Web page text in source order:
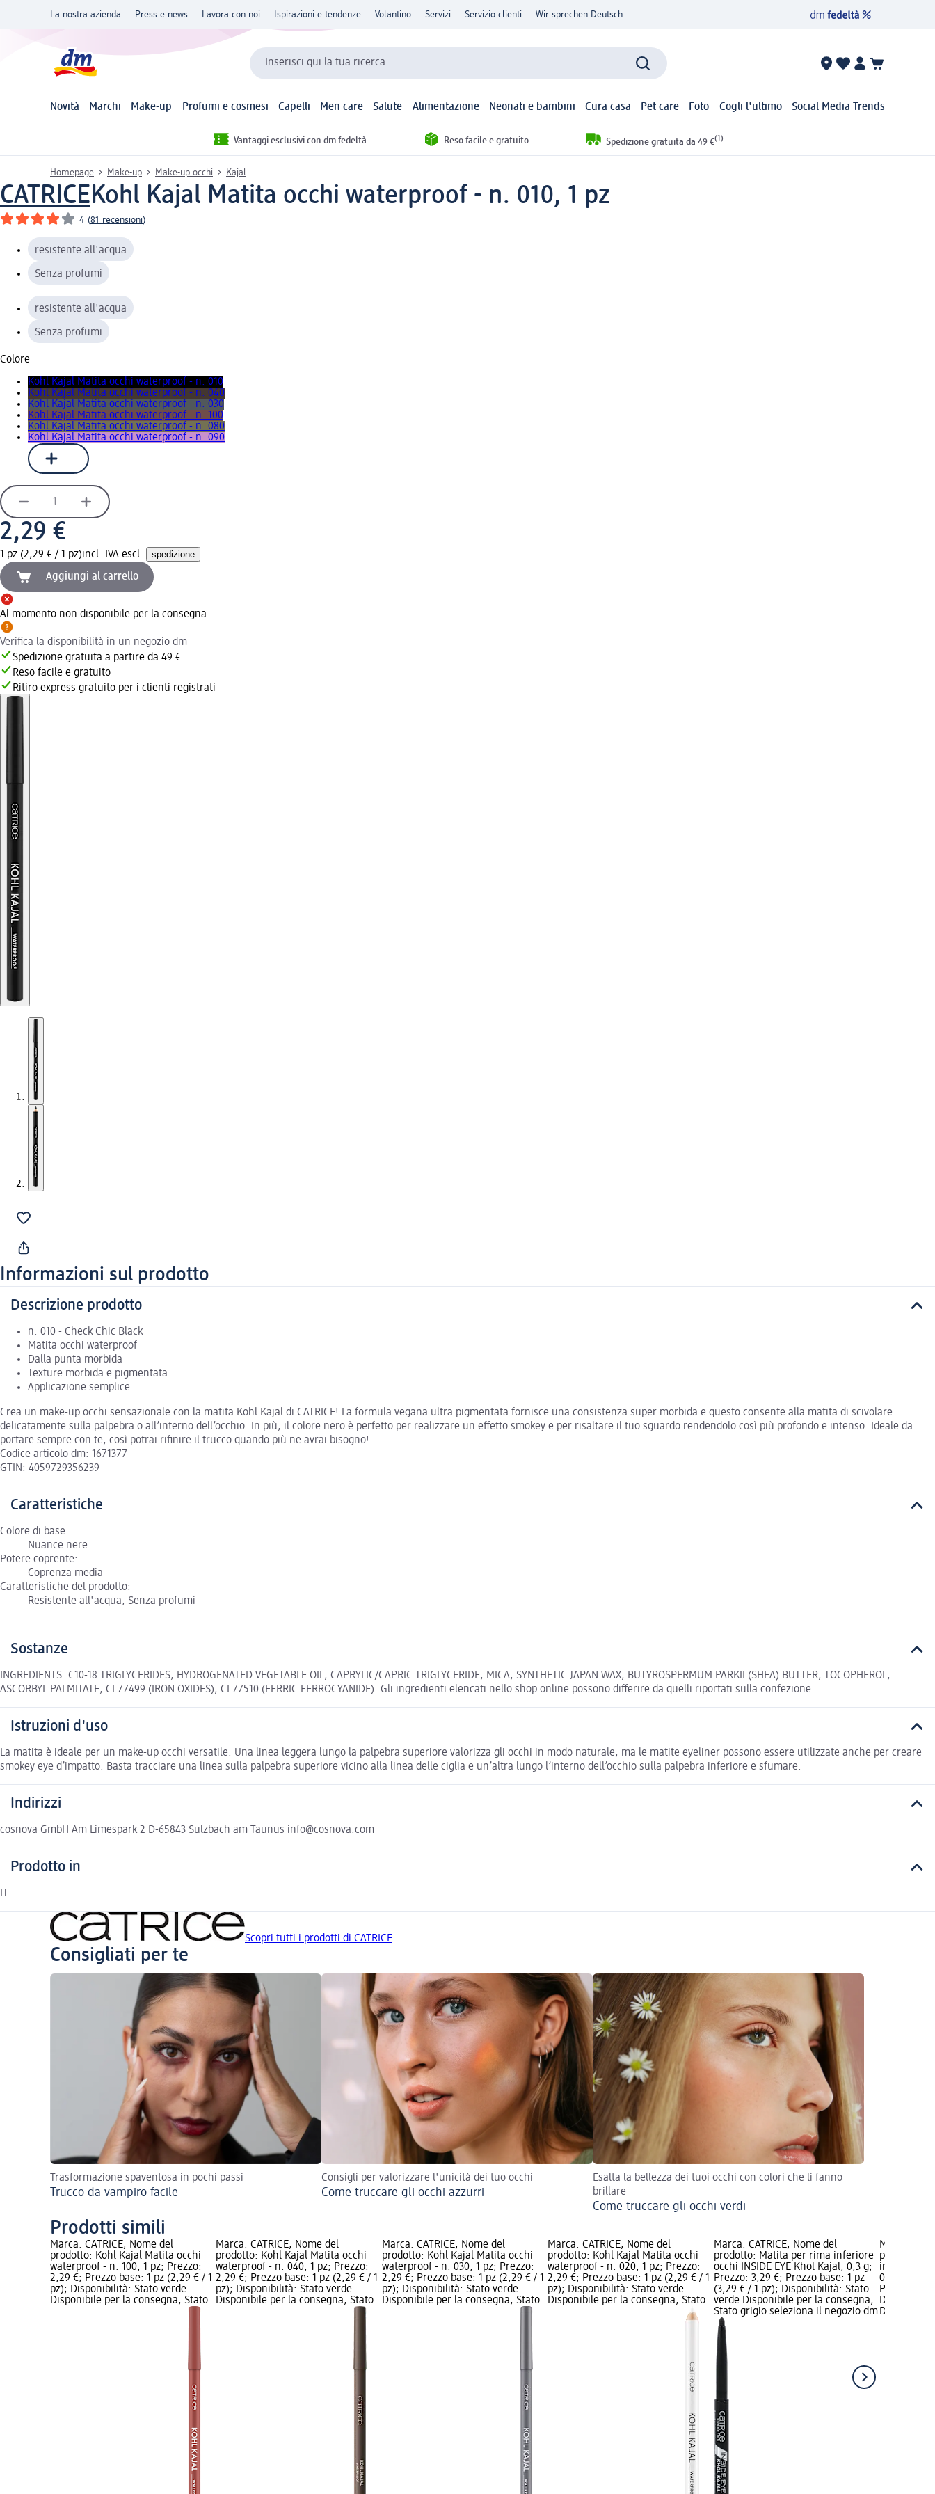
La nostra azienda Press e news Lavora con noi Ispirazioni e tendenze Volantino Servizi Servizio clienti Wir sprechen Deutsch
Inserisci qui la tua ricerca
Novità Marchi Make-up Profumi e cosmesi Capelli Men care Salute Alimentazione Neonati e bambini Cura casa Pet care Foto Cogli l'ultimo Social Media Trends
Vantaggi esclusivi con dm fedeltà Reso facile e gratuito Spedizione gratuita da 49 €(1)
Homepage Make-up Make-up occhi Kajal
CATRICEKohl Kajal Matita occhi waterproof - n. 010, 1 pz
4 (81 recensioni)
resistente all'acqua
Senza profumi
resistente all'acqua
Senza profumi
Colore
Kohl Kajal Matita occhi waterproof - n. 010
Kohl Kajal Matita occhi waterproof - n. 040
Kohl Kajal Matita occhi waterproof - n. 030
Kohl Kajal Matita occhi waterproof - n. 100
Kohl Kajal Matita occhi waterproof - n. 080
Kohl Kajal Matita occhi waterproof - n. 090
2,29 €
1 pz (2,29 € / 1 pz)incl. IVA escl. spedizione
Aggiungi al carrello
Al momento non disponibile per la consegna
Verifica la disponibilità in un negozio dm
Spedizione gratuita a partire da 49 €
Reso facile e gratuito
Ritiro express gratuito per i clienti registrati
Informazioni sul prodotto
Descrizione prodotto
n. 010 - Check Chic Black
Matita occhi waterproof
Dalla punta morbida
Texture morbida e pigmentata
Applicazione semplice
Crea un make-up occhi sensazionale con la matita Kohl Kajal di CATRICE! La formula vegana ultra pigmentata fornisce una consistenza super morbida e questo consente alla matita di scivolare
delicatamente sulla palpebra o all’interno dell’occhio. In più, il colore nero è perfetto per realizzare un effetto smokey e per risaltare il tuo sguardo rendendolo così più profondo e intenso. Ideale da
portare sempre con te, così potrai rifinire il trucco quando più ne avrai bisogno!
Codice articolo dm: 1671377
GTIN: 4059729356239
Caratteristiche
Colore di base:
Nuance nere
Potere coprente:
Coprenza media
Caratteristiche del prodotto:
Resistente all'acqua, Senza profumi
Sostanze
INGREDIENTS: C10-18 TRIGLYCERIDES, HYDROGENATED VEGETABLE OIL, CAPRYLIC/CAPRIC TRIGLYCERIDE, MICA, SYNTHETIC JAPAN WAX, BUTYROSPERMUM PARKII (SHEA) BUTTER, TOCOPHEROL,
ASCORBYL PALMITATE, CI 77499 (IRON OXIDES), CI 77510 (FERRIC FERROCYANIDE). Gli ingredienti elencati nello shop online possono differire da quelli riportati sulla confezione.
Istruzioni d'uso
La matita è ideale per un make-up occhi versatile. Una linea leggera lungo la palpebra superiore valorizza gli occhi in modo naturale, ma le matite eyeliner possono essere utilizzate anche per creare
smokey eye d’impatto. Basta tracciare una linea sulla palpebra superiore vicino alla linea delle ciglia e un’altra lungo l’interno dell’occhio sulla palpebra inferiore e sfumare.
Indirizzi
cosnova GmbH Am Limespark 2 D-65843 Sulzbach am Taunus info@cosnova.com
Prodotto in
IT
Scopri tutti i prodotti di CATRICE
Consigliati per te
Trasformazione spaventosa in pochi passi
Trucco da vampiro facile
Consigli per valorizzare l'unicità dei tuo occhi
Come truccare gli occhi azzurri
Esalta la bellezza dei tuoi occhi con colori che li fanno
brillare
Come truccare gli occhi verdi
Prodotti simili
Marca: CATRICE; Nome del
prodotto: Kohl Kajal Matita occhi
waterproof - n. 100, 1 pz; Prezzo:
2,29 €; Prezzo base: 1 pz (2,29 € / 1
pz); Disponibilità: Stato verde
Disponibile per la consegna, Stato
Marca: CATRICE; Nome del
prodotto: Kohl Kajal Matita occhi
waterproof - n. 040, 1 pz; Prezzo:
2,29 €; Prezzo base: 1 pz (2,29 € / 1
pz); Disponibilità: Stato verde
Disponibile per la consegna, Stato
Marca: CATRICE; Nome del
prodotto: Kohl Kajal Matita occhi
waterproof - n. 030, 1 pz; Prezzo:
2,29 €; Prezzo base: 1 pz (2,29 € / 1
pz); Disponibilità: Stato verde
Disponibile per la consegna, Stato
Marca: CATRICE; Nome del
prodotto: Kohl Kajal Matita occhi
waterproof - n. 020, 1 pz; Prezzo:
2,29 €; Prezzo base: 1 pz (2,29 € / 1
pz); Disponibilità: Stato verde
Disponibile per la consegna, Stato
Marca: CATRICE; Nome del
prodotto: Matita per rima inferiore
occhi INSIDE EYE Khol Kajal, 0,3 g;
Prezzo: 3,29 €; Prezzo base: 1 pz
(3,29 € / 1 pz); Disponibilità: Stato
verde Disponibile per la consegna,
Stato grigio seleziona il negozio dm
Marca:
prodotto:
in gel 20H
010 Black,
Prezzo
Disponibile